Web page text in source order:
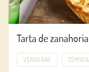
Tarta de
VERDURAS